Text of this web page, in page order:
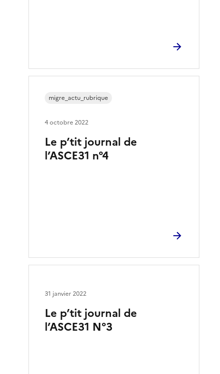
Le p’tit journal de
l’ASCE31 n°4
migre_actu_rubrique
4 octobre 2022
Le p’tit journal de
l’ASCE31 N°3
31 janvier 2022